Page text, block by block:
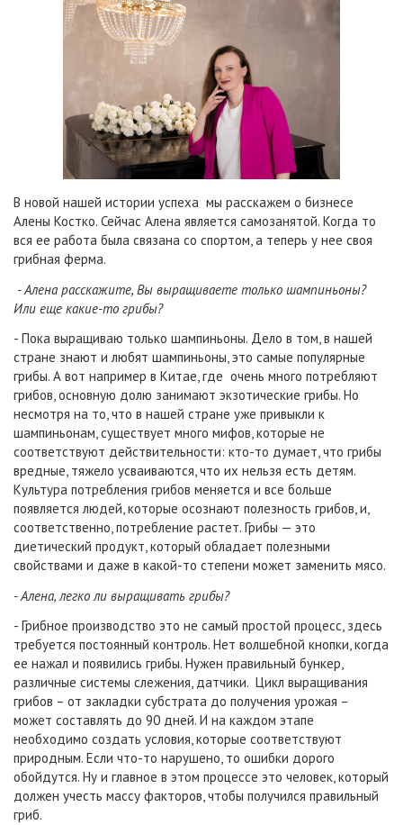
В новой нашей истории успеха мы расскажем о бизнесе
Алены Костко. Сейчас Алена является самозанятой. Когда то
вся ее работа была связана со спортом, а теперь у нее своя
грибная ферма.
- Алена расскажите, Вы выращиваете только шампиньоны?
Или еще какие-то грибы?
- Пока выращиваю только шампиньоны. Дело в том, в нашей
стране знают и любят шампиньоны, это самые популярные
грибы. А вот например в Китае, где очень много потребляют
грибов, основную долю занимают экзотические грибы. Но
несмотря на то, что в нашей стране уже привыкли к
шампиньонам, существует много мифов, которые не
соответствуют действительности: кто-то думает, что грибы
вредные, тяжело усваиваются, что их нельзя есть детям.
Культура потребления грибов меняется и все больше
появляется людей, которые осознают полезность грибов, и,
соответственно, потребление растет. Грибы — это
диетический продукт, который обладает полезными
свойствами и даже в какой-то степени может заменить мясо.
- Алена, легко ли выращивать грибы?
- Грибное производство это не самый простой процесс, здесь
требуется постоянный контроль. Нет волшебной кнопки, когда
ее нажал и появились грибы. Нужен правильный бункер,
различные системы слежения, датчики. Цикл выращивания
грибов – от закладки субстрата до получения урожая –
может составлять до 90 дней. И на каждом этапе
необходимо создать условия, которые соответствуют
природным. Если что-то нарушено, то ошибки дорого
обойдутся. Ну и главное в этом процессе это человек, который
должен учесть массу факторов, чтобы получился правильный
гриб.